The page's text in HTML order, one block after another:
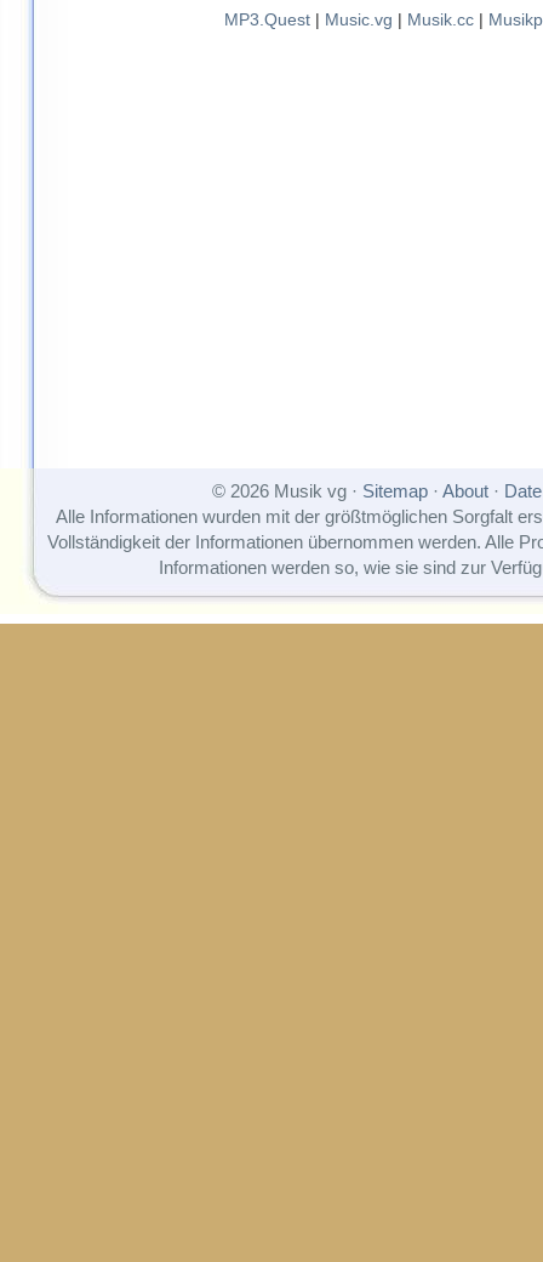
MP3.Quest| Music.vg | Musik.cc|
© 2026 Musik vg · Sitemap· About·
Alle Informationen wurden mit der größtmöglichen Sorgfalt
Vollständigkeit der Informationen übernommen werden. Alle
Informationen werden so, wie sie sind zur